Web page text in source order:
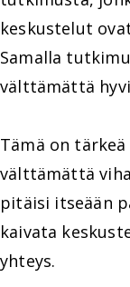
keskustelut
Samalla
välttämättä
Tämä on
välttämättä
pitäisi itseään
kaivata
yhteys.